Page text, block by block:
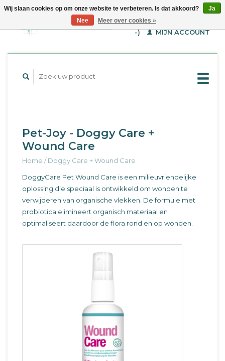
WINKELWAGEN (€--,-
-)
MIJN ACCOUNT
Pet-Joy - Doggy Care +
Wound Care
Home /Doggy Care + Wound Care
DoggyCare Pet Wound Care is een milieuvriendelijke
oplossing die speciaal is ontwikkeld om wonden te
verwijderen van organische vlekken. De formule met
probiotica elimineert organisch materiaal en
optimaliseert daardoor de flora rond en op wonden.
Wij slaan cookies op om onze website te verbeteren. Is dat akkoord?
Ja
Nee
Meer over cookies »